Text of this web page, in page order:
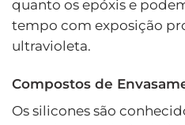
quanto os epóxis e
tempo com exposição
ultravioleta.
Compostos de
Os silicones são